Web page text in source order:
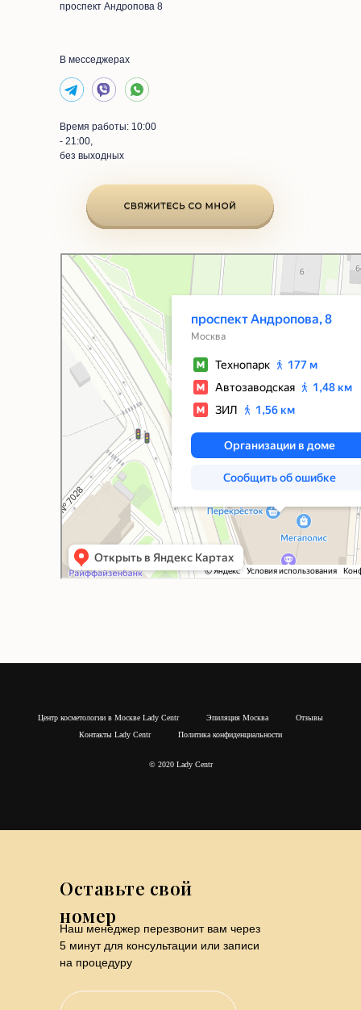
В месседжерах
Время работы: 10:00
- 21:00,
без выходных
проспект Андропова 8
Москва
Проспект Андропова, 8 — Яндекс Карты
Центр косметологии в Москве Lady Centr Эпиляция Москва
Отзывы
Контакты Lady Centr
Политика конфиденциальности
© 2020 Lady Centr
Оставьте свой
номер
Наш менеджер перезвонит вам через
5 минут для консультации или записи
на процедуру